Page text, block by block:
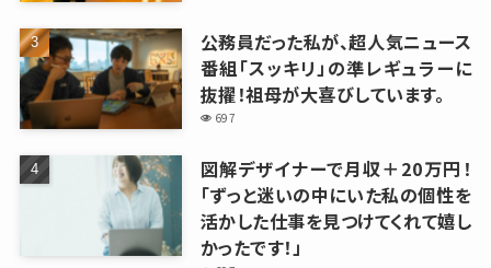
公務員だった私が、超人気ニュース
番組「スッキリ」の準レギュラーに
抜擢！祖母が大喜びしています。
697
図解デザイナーで月収＋20万円！
「ずっと迷いの中にいた私の個性を
活かした仕事を見つけてくれて嬉し
かったです！」